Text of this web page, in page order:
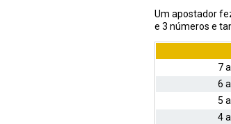
Um apostador
e 3 números e
7
6
5
4